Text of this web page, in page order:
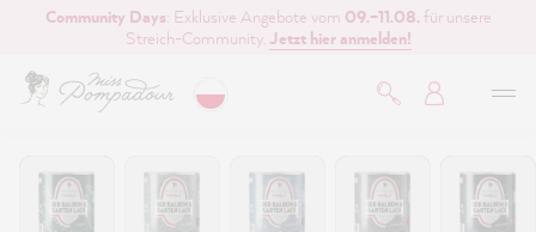
springen
Community Days: Exklusive Angebote vom 09.–11.08. für unsere
Streich-Community. Jetzt hier anmelden!